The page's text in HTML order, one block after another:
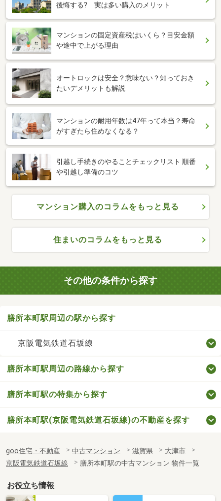
後悔する? 実は多い購入のメリット
マンションの固定資産税はいくら？目安金額
や途中で上がる理由
オートロックは安全？意味ない？知っておき
たいデメリットも解説
マンションの耐用年数は47年って本当？寿命
がすぎたら住めなくなる？
引越し手続きのやることチェックリスト 順番
や引越し準備のコツ
マンション購入のコラムをもっと見る
住まいのコラムをもっと見る
その他の条件から探す
膳所本町駅周辺の駅から探す
京阪電気鉄道石坂線
膳所本町駅周辺の路線から探す
膳所本町駅の特集から探す
膳所本町駅(京阪電気鉄道石坂線)の不動産を探す
goo住宅・不動産 中古マンション 滋賀県
大津市
京阪電気鉄道石坂線
膳所本町駅の中古マンション 物件一覧
お役立ち情報